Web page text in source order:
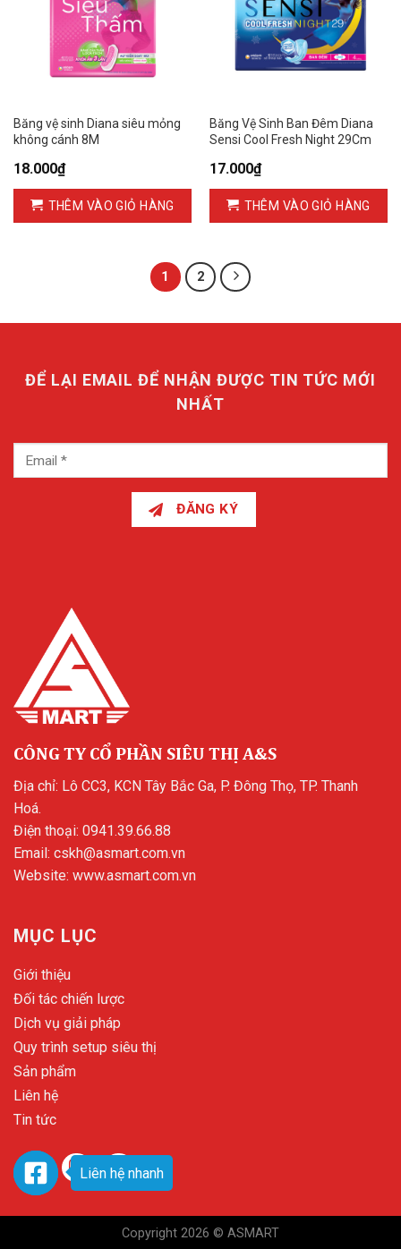
Băng vệ sinh Diana siêu mỏng
không cánh 8M
18.000₫
THÊM VÀO GIỎ HÀNG
Băng Vệ Sinh Ban Đêm Diana
Sensi Cool Fresh Night 29Cm
17.000₫
THÊM VÀO GIỎ HÀNG
1 2
ĐỂ LẠI EMAIL ĐỂ NHẬN ĐƯỢC TIN TỨC MỚI
NHẤT
ĐĂNG KÝ
CÔNG TY CỔ PHẦN SIÊU THỊ A&S
Địa chỉ: Lô CC3, KCN Tây Bắc Ga, P. Đông Thọ, TP. Thanh
Hoá.
Điện thoại: 0941.39.66.88
Email: cskh@asmart.com.vn
Website: www.asmart.com.vn
MỤC LỤC
Giới thiệu
Đối tác chiến lược
Dịch vụ giải pháp
Quy trình setup siêu thị
Sản phẩm
Liên hệ
Tin tức
Copyright 2026 © ASMART
Liên hệ nhanh